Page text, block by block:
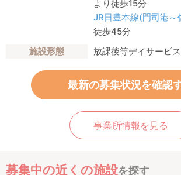
より徒歩15分
JR日豊本線(門司港～
徒歩45分
施設形態
放課後等デイサービス
最新の募集状況を確認
事業所情報を見る
募集中の近くの施設を探す